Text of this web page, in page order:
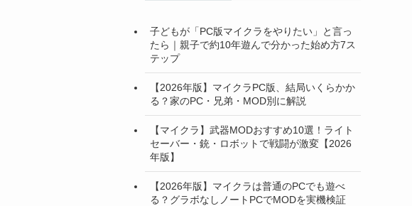
子どもが「PC版マイクラをやりたい」と言っ
たら｜親子で約10年遊んで分かった始め方7ス
テップ
【2026年版】マイクラPC版、結局いくらかか
る？家のPC・兄弟・MOD別に解説
【マイクラ】武器MODおすすめ10選！ライト
セーバー・銃・ロボットで戦闘が激変【2026
年版】
【2026年版】マイクラは普通のPCでも遊べ
る？グラボなしノートPCでMODを実機検証